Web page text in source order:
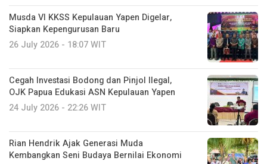
Musda VI KKSS Kepulauan Yapen Digelar,
Siapkan Kepengurusan Baru
26 July 2026 - 18:07 WIT
Cegah Investasi Bodong dan Pinjol Ilegal,
OJK Papua Edukasi ASN Kepulauan Yapen
24 July 2026 - 22:26 WIT
Rian Hendrik Ajak Generasi Muda
Kembangkan Seni Budaya Bernilai Ekonomi